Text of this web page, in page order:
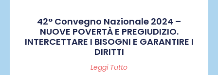
42° Convegno Nazionale 2024 –
NUOVE POVERTÀ E PREGIUDIZIO.
INTERCETTARE I BISOGNI E GARANTIRE I
DIRITTI
Leggi Tutto